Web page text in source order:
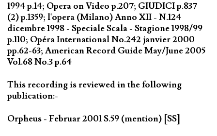
1994 p.14; Opera on Video p.207; GIUDICI p.837
(2) p.1359; l'opera (Milano) Anno XII - N.124
dicembre 1998 - Speciale Scala - Stagione 1998/99
p.110; Opéra International No.242 janvier 2000
pp.62-63; American Record Guide May/June 2005
Vol.68 No.3 p.64
This recording is reviewed in the following
publication:-
Orpheus - Februar 2001 S.59 (mention) [SS]